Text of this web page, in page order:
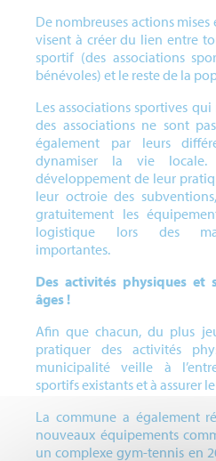
De nombreuses actions
visent à créer du lien entre
sportif (des associations
bénévoles) et le reste de la
Les associations sportives
des associations ne sont
également par leurs
dynamiser la vie
développement de leur
leur octroie des
gratuitement les
logistique lors des
importantes.
Des activités physiques et
âges !
Afin que chacun, du plus
pratiquer des activités
municipalité veille à
sportifs existants et à assurer
La commune a également
nouveaux équipements
un complexe gym-tennis en